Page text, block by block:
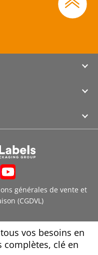
générales de vente et
(CGDVL)
vos besoins en
complètes, clé en